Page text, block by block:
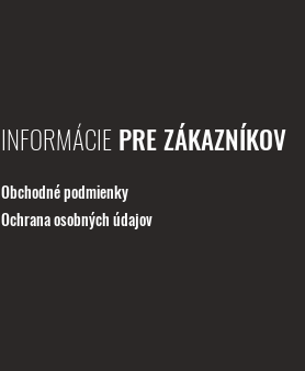
INFORMÁCIEPRE ZÁKAZNÍKOV
Obchodné podmienky
Ochrana osobných údajov